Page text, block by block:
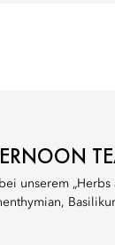
unserem